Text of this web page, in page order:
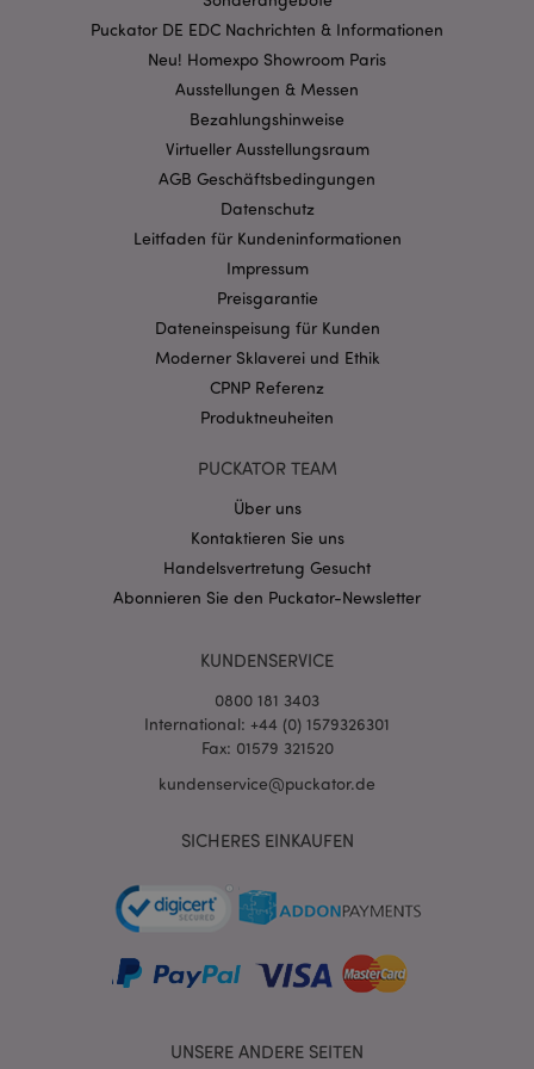
Puckator DE EDC Nachrichten & Informationen
Neu! Homexpo Showroom Paris
Ausstellungen & Messen
Bezahlungshinweise
Virtueller Ausstellungsraum
AGB Geschäftsbedingungen
Datenschutz
Leitfaden für Kundeninformationen
Impressum
Preisgarantie
Dateneinspeisung für Kunden
Moderner Sklaverei und Ethik
CPNP Referenz
Produktneuheiten
PUCKATOR TEAM
Über uns
Kontaktieren Sie uns
Handelsvertretung Gesucht
Abonnieren Sie den Puckator-Newsletter
KUNDENSERVICE
0800 181 3403
International: +44 (0) 1579326301
Fax: 01579 321520
kundenservice@puckator.de
SICHERES EINKAUFEN
UNSERE ANDERE SEITEN
Streng-notwendige-Cookies ermöglichen
Kernfunktionen der Website wie die
Ohne unbedingt notwendige cookies kann die
Website nicht richtig genutzt werden.
CookieScriptConsent
CookieScript
mage-cache-storage-section-
Adobe Inc.
mage-cache-sessid
Datenschutzbestimmungen von Google